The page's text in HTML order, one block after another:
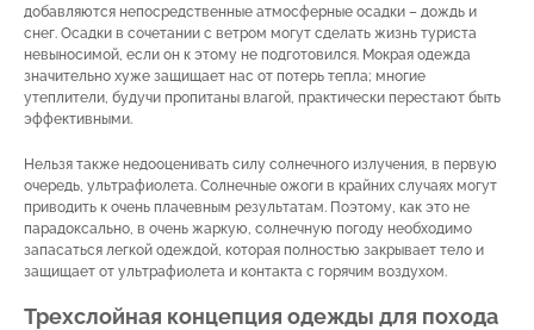
добавляются непосредственные атмосферные осадки – дождь и
снег. Осадки в сочетании с ветром могут сделать жизнь туриста
невыносимой, если он к этому не подготовился. Мокрая одежда
значительно хуже защищает нас от потерь тепла; многие
утеплители, будучи пропитаны влагой, практически перестают быть
эффективными.
Нельзя также недооценивать силу солнечного излучения, в первую
очередь, ультрафиолета. Солнечные ожоги в крайних случаях могут
приводить к очень плачевным результатам. Поэтому, как это не
парадоксально, в очень жаркую, солнечную погоду необходимо
запасаться легкой одеждой, которая полностью закрывает тело и
защищает от ультрафиолета и контакта с горячим воздухом.
Трехслойная концепция одежды для похода